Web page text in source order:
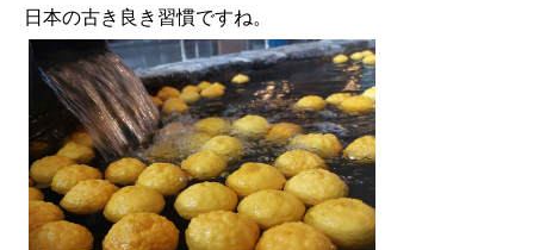
日本の古き良き習慣ですね。